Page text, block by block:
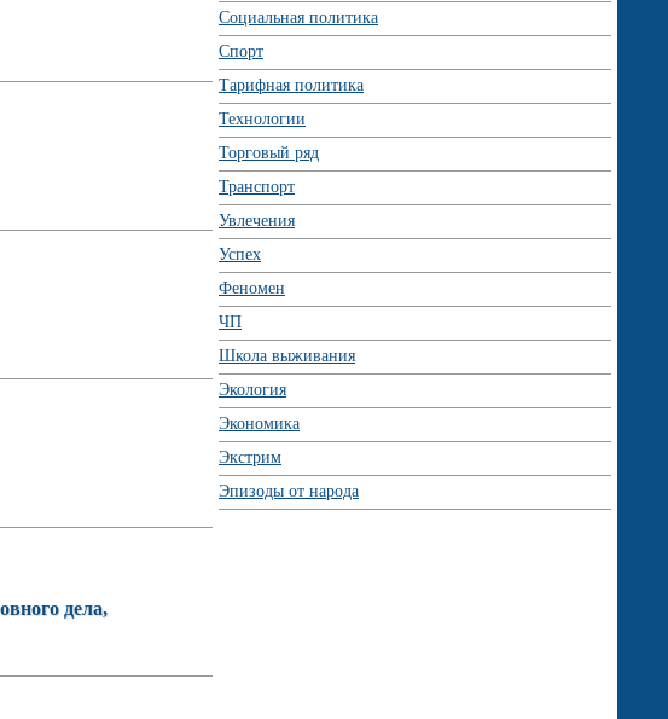
дела,
Социальная политика
Спорт
Тарифная политика
Технологии
Торговый ряд
Транспорт
Увлечения
Успех
Феномен
ЧП
Школа выживания
Экология
Экономика
Экстрим
Эпизоды от народа